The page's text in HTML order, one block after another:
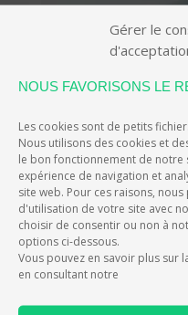
Gérer le
NOUS FAVORISONS LE
Les cookies sont de petits
Nous utilisons des cookies et
le bon fonctionnement de
expérience de navigation et
site web. Pour ces raisons,
d'utilisation de votre site avec
choisir de consentir ou non à
options ci-dessous.
Vous pouvez en savoir plus sur
en consultant notre
EIVERTIP N°79 :
COMMENT
parChristophe | Jan 7,